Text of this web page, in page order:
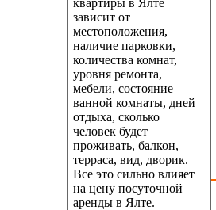
квартиры в Ялте
зависит от
местоположения,
наличие парковки,
количества комнат,
уровня ремонта,
мебели, состояние
ванной комнаты, дней
отдыха, сколько
человек будет
проживать, балкон,
терраса, вид, дворик.
Все это сильно влияет
на цену посуточной
аренды в Ялте.